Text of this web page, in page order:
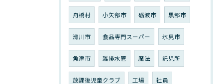
舟橋村 小矢部市 砺波市 黒部市
滑川市 食品専門スーパー 氷見市
魚津市 雑排水管 魔法 託児所
放課後児童クラブ 工場 社員